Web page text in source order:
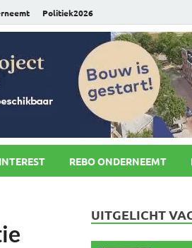
Politiek2026
REBO ONDERNEEMT
UITGELICHT